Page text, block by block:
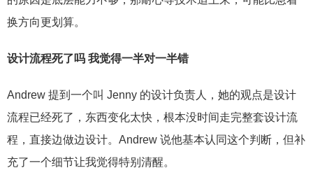
换方向更划算。
设计流程死了吗 我觉得一半对一半错
Andrew 提到一个叫 Jenny 的设计负责人，她的观点是设计
流程已经死了，东西变化太快，根本没时间走完整套设计流
程，直接边做边设计。Andrew 说他基本认同这个判断，但补
充了一个细节让我觉得特别清醒。